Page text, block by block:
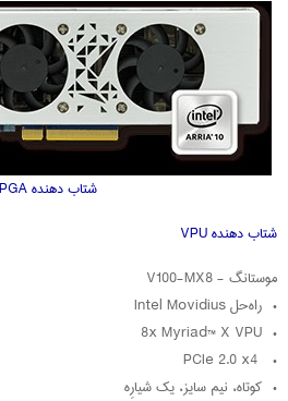
شتاب‌ دهنده FPGA
شتاب‌ دهنده VPU
موستانگ - V100-MX8
• راه‌حل Intel Movidius
• 8x Myriad™ X VPU
• PCIe 2.0 x4
• کوتاه، نیم سایز، یک شیارِه